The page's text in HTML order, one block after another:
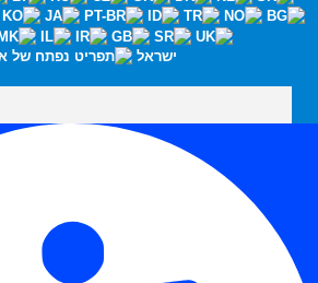
ישראל